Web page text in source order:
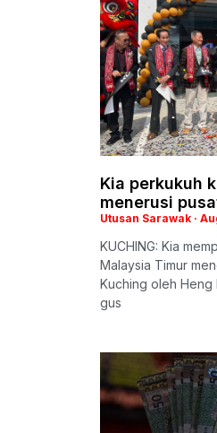
Kia perkukuh
menerusi
Utusan Sarawak
KUCHING: Kia
Malaysia Timur
Kuching oleh Heng
gus